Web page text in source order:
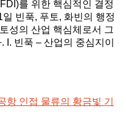
를 위한 핵심적인 결정
빈푹, 푸토, 화빈의 행정
성의 산업 핵심체로서 그
I. 빈푹 – 산업의 중심지이